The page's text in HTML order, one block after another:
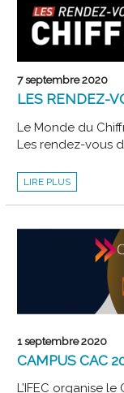
MANAGEMENT
ET
RH
ADOPTER
AUJOURD’HUI
7 septembre 2020
LES RENDEZ-
Le Monde du
Les rendez-vous
LES
RENDEZ-
DU
LIRE PLUS
1 septembre 2020
CAMPUS CAC
L’IFEC organise